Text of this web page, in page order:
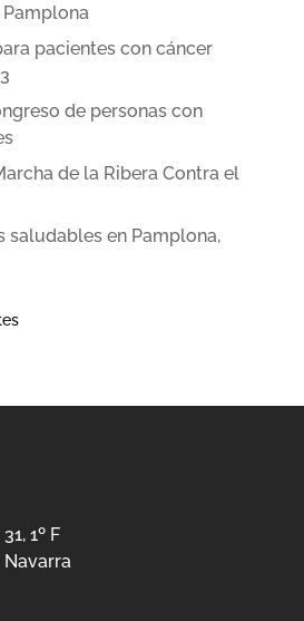
pacientes con cáncer
de personas con
de la Ribera Contra el
saludables en Pamplona,
1º F
Navarra